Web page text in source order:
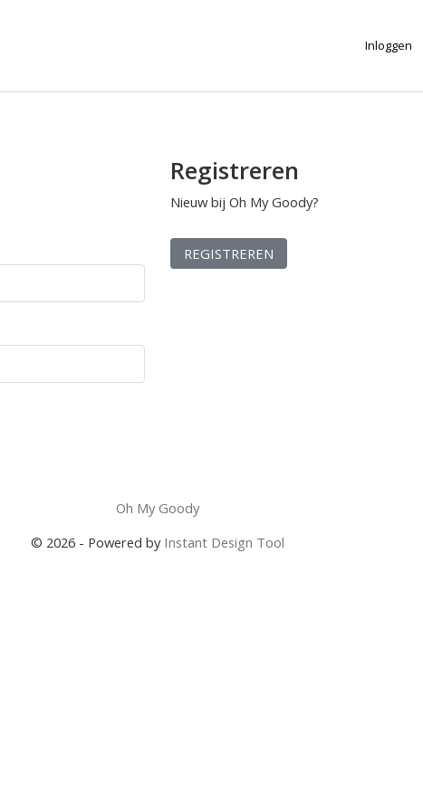
Inloggen
Registreren
Nieuw bij Oh My Goody?
REGISTREREN
Oh My Goody
© 2026 - Powered by Instant Design Tool